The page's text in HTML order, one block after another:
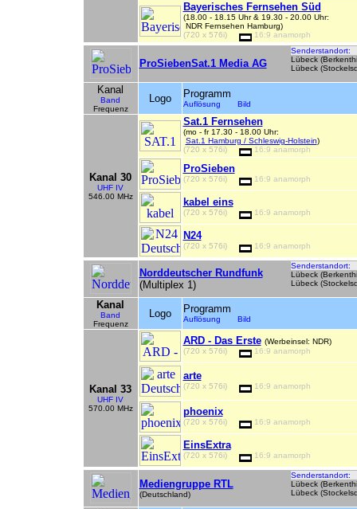
Bayerisches Fernsehen Süd
(18.00 - 18.15 Uhr & 19.30 - 20.00 Uhr:
NDR Fernsehen Hamburg)
(720 x 576i)
16:9 anamorph
ProSiebenSat.1 Media AG
Senderstandort:
Lübeck
Lübeck
Kanal
Band
Frequenz
Logo Programm
Auflösung Bild
Kanal 30
UHF IV
546.00 MHz
Sat.1 Fernsehen
(mo - fr 17.30 - 18.00 Uhr:
Sat.1 Hamburg / Schleswig-Holstein)
(720 x 576i)
16:9 anamorph
ProSieben
(720 x 576i) 16:9 anamorph
kabel eins
(720 x 576i) 16:9 anamorph
N24
(720 x 576i) 16:9 anamorph
Norddeutscher Rundfunk
(Multiplex 1)
Senderstandort:
Lübeck
Lübeck
Kanal
Band
Frequenz
Logo Programm
Auflösung Bild
Kanal 33
UHF IV
570.00 MHz
ARD - Das Erste (Werbeinsel: NDR)
(720 x 576i)
16:9 anamorph
arte
(720 x 576i) 16:9 anamorph
phoenix
(720 x 576i) 16:9 anamorph
EinsExtra
(720 x 576i) 16:9 anamorph
Mediengruppe RTL
(Deutschland)
Senderstandort:
Lübeck
Lübeck